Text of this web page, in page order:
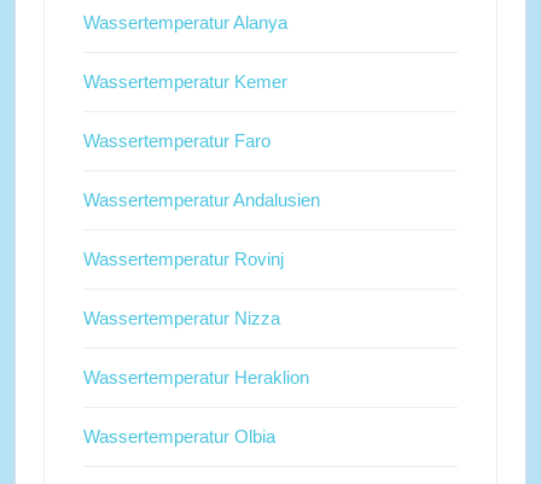
Wassertemperatur Alanya
Wassertemperatur Kemer
Wassertemperatur Faro
Wassertemperatur Andalusien
Wassertemperatur Rovinj
Wassertemperatur Nizza
Wassertemperatur Heraklion
Wassertemperatur Olbia